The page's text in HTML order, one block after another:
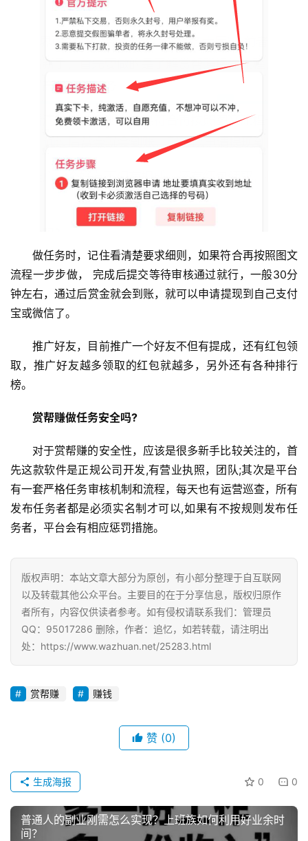
登录 注册
做任务时，记住看清楚要求细则，如果符合再按照图文
流程一步步做， 完成后提交等待审核通过就行，一般30分
钟左右，通过后赏金就会到账，就可以申请提现到自己支付
宝或微信了。
推广好友，目前推广一个好友不但有提成，还有红包领
取，推广好友越多领取的红包就越多，另外还有各种排行
榜。
赏帮赚做任务安全吗?
对于赏帮赚的安全性，应该是很多新手比较关注的，首
先这款软件是正规公司开发,有营业执照，团队;其次是平台
有一套严格任务审核机制和流程，每天也有运营巡查，所有
发布任务者都是必须实名制才可以,如果有不按规则发布任
务者，平台会有相应惩罚措施。
版权声明：本站文章大部分为原创，有小部分整理于自互联网
以及转载其他公众平台。主要目的在于分享信息，版权归原作
者所有，内容仅供读者参考。如有侵权请联系我们：管理员
QQ：95017286 删除，作者：追忆，如若转载，请注明出
处：https://www.wazhuan.net/25283.html
赏帮赚 赚钱
赞 (0)
0 0
生成海报
普通人的副业刚需怎么实现？上班族如何利用好业余时
间？